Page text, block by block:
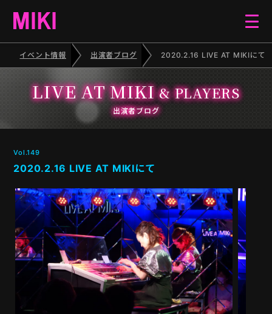
ELECTONE CONCERT
PIANO RECITAL
イベント情報 出演者ブログ 2020.2.16 LIVE AT MIKIにて
LIVE AT MIKI& PLAYERS
出演者ブログ
Vol.149
2020.2.16 LIVE AT MIKIにて